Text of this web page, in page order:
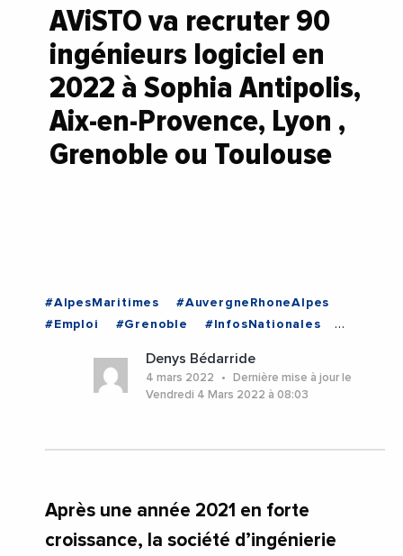
AViSTO va recruter 90
ingénieurs logiciel en
2022 à Sophia Antipolis,
Aix-en-Provence, Lyon ,
Grenoble ou Toulouse
#AlpesMaritimes
#AuvergneRhoneAlpes
#Emploi
#Grenoble
#InfosNationales
#Recrutement
#SophiaAntipolis
#AlpesMaritimes
#AntibesSophiaAntipolis
#Toulouse
Denys Bédarride
4 mars 2022
Dernière mise à jour le
Vendredi 4 Mars 2022 à 08:03
Après une année 2021 en forte
croissance, la société d’ingénierie